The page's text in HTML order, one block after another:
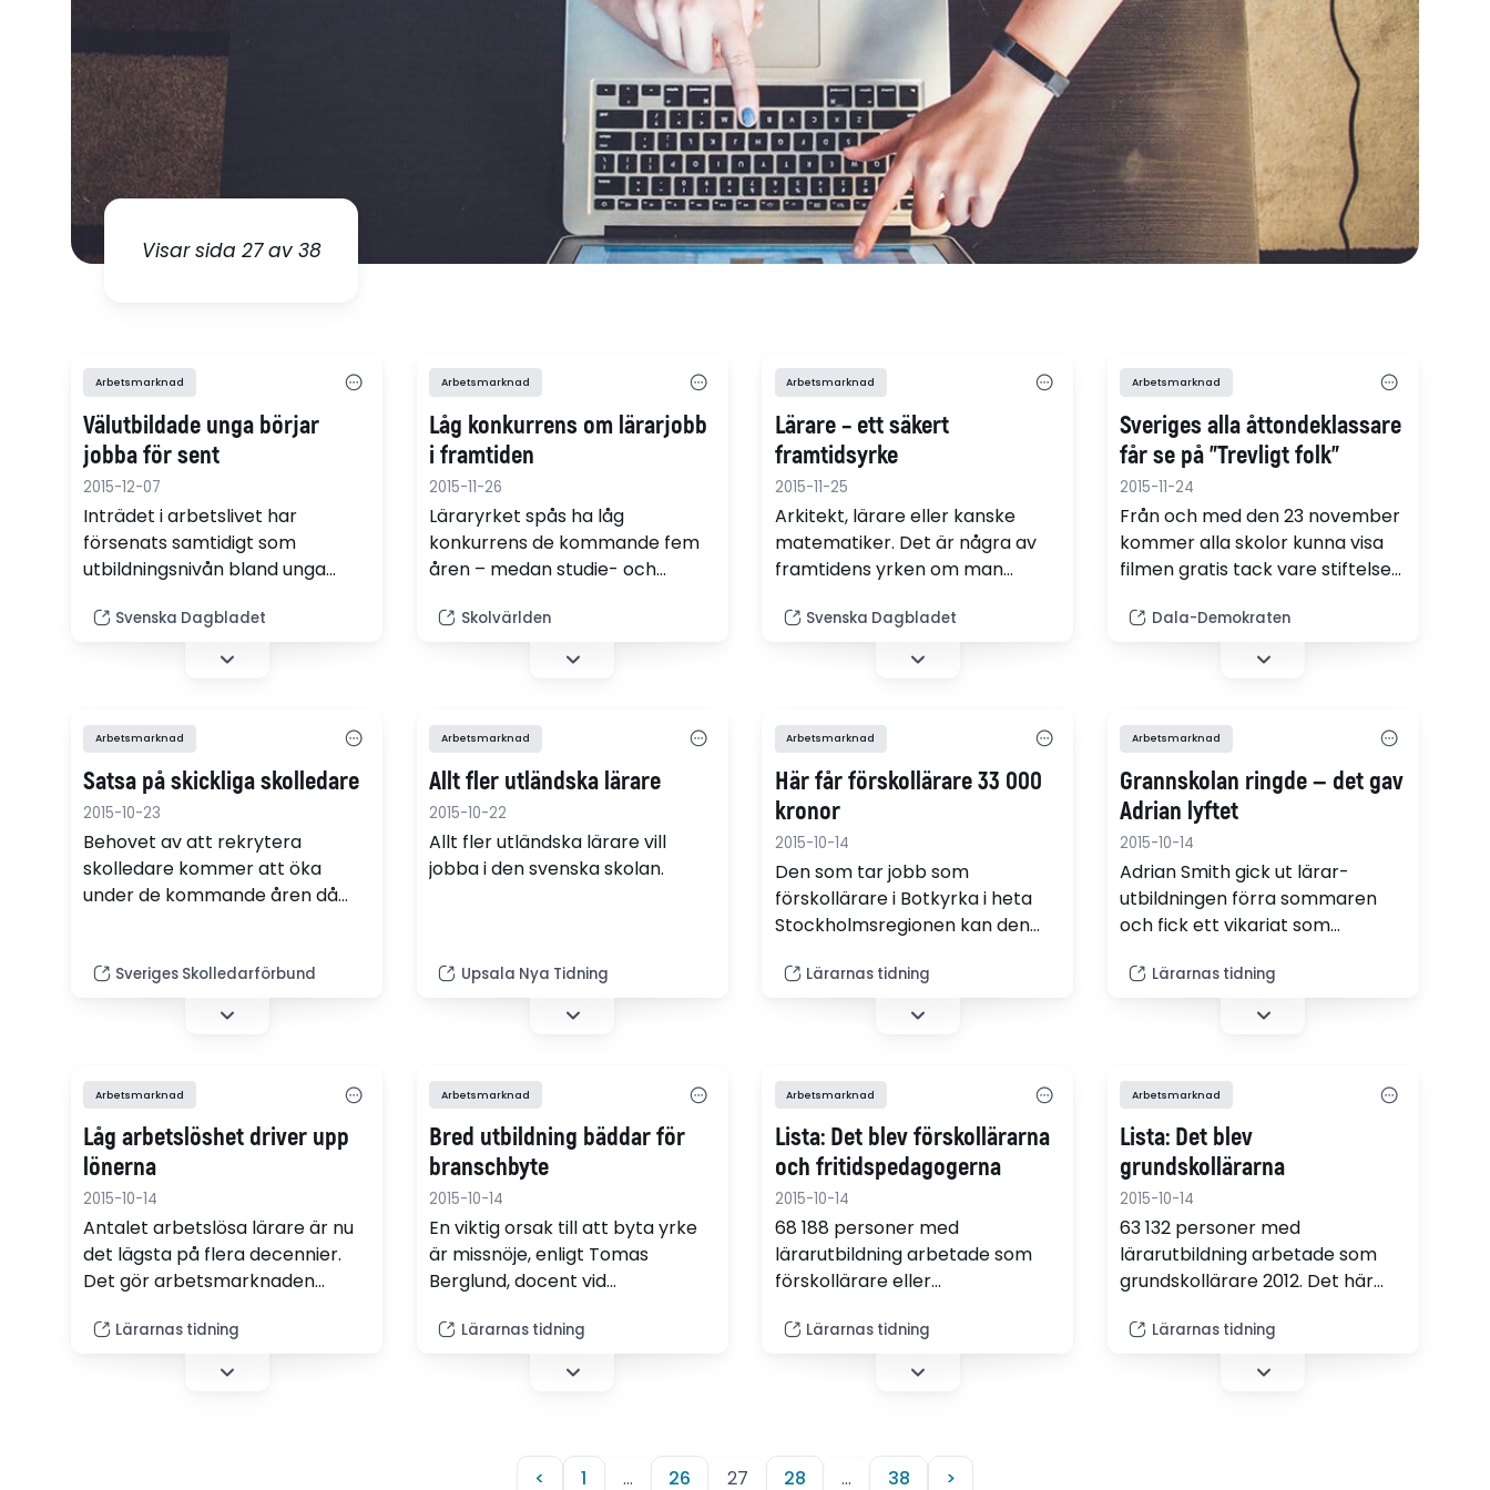
Visar sida 27 av 38
Arbetsmarknad
Välutbildade unga börjar
jobba för sent
2015-12-07
Inträdet i arbetslivet har
försenats samtidigt som
utbildningsnivån bland unga
konstaterar Statistiska
centralbyrån i en rapport.
Svenska Dagbladet
Arbetsmarknad
Låg konkurrens om lärarjobb
i framtiden
2015-11-26
Läraryrket spås ha låg
konkurrens de kommande fem
åren – medan studie- och
balanserad, enligt rapport om
akademikeryrkens
Skolvärlden
Arbetsmarknad
Lärare – ett säkert
framtidsyrke
2015-11-25
Arkitekt, lärare eller kanske
matematiker. Det är några av
framtidens yrken om man
akademikerorganisationen
Sacos nya rapport.
Svenska Dagbladet
Arbetsmarknad
Sveriges alla åttondeklassare
får se på "Trevligt folk"
2015-11-24
Från och med den 23 november
kommer alla skolor kunna visa
filmen gratis tack vare stiftelsen
filmens upphovsmakare ett
stipendium för att de "med
Dala-Demokraten
Arbetsmarknad
Satsa på skickliga skolledare
2015-10-23
Behovet av att rekrytera
skolledare kommer att öka
under de kommande åren då
och distriktsordförande Anders
Carlsson debattarer
skolledarbristen.
Sveriges Skolledarförbund
Arbetsmarknad
Allt fler utländska lärare
2015-10-22
Allt fler utländska lärare vill
jobba i den svenska skolan.
Upsala Nya Tidning
Arbetsmarknad
Här får förskollärare 33 000
kronor
2015-10-14
Den som tar jobb som
förskollärare i Botkyrka i heta
Stockholmsregionen kan den
000 kronor.
Lärarnas tidning
Arbetsmarknad
Grannskolan ringde — det gav
Adrian lyftet
2015-10-14
Adrian Smith gick ut lärar­
utbildningen förra sommaren
och fick ett vikariat som
gymnasieskolan i Rudbeck i
Sollentuna.
Lärarnas tidning
Arbetsmarknad
Låg arbetslöshet driver upp
lönerna
2015-10-14
Antalet arbetslösa lärare är nu
det lägsta på flera decennier.
Det gör arbets­marknaden
förskollärare.
Lärarnas tidning
Arbetsmarknad
Bred utbildning bäddar för
branschbyte
2015-10-14
En viktig orsak till att byta yrke
är missnöje, enligt Tomas
Berglund, docent vid
arbetsvetenskap vid Göteborgs
universitet.
Lärarnas tidning
Arbetsmarknad
Lista: Det blev förskollärarna
och fritidspedagogerna
2015-10-14
68 188 personer med
lärarutbildning arbetade som
förskollärare eller
arbetade de med 2013.
Lärarnas tidning
Arbetsmarknad
Lista: Det blev
grundskollärarna
2015-10-14
63 132 personer med
lärarutbildning arbetade som
grundskollärare 2012. Det här
Lärarnas tidning
< 1 … 26 27 28 … 38 >